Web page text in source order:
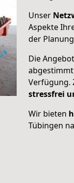
Unser
Aspekte
der
Die
Verfügung.
stressfrei
Wir bieten
Tübingen